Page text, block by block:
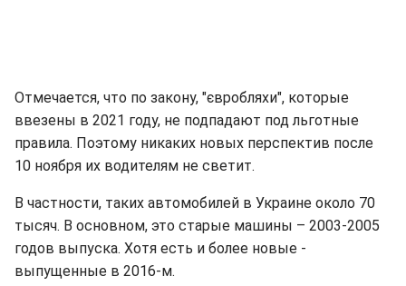
Отмечается, что по закону, "євробляхи", которые
ввезены в 2021 году, не подпадают под льготные
правила. Поэтому никаких новых перспектив после
10 ноября их водителям не светит.
В частности, таких автомобилей в Украине около 70
тысяч. В основном, это старые машины – 2003-2005
годов выпуска. Хотя есть и более новые -
выпущенные в 2016-м.